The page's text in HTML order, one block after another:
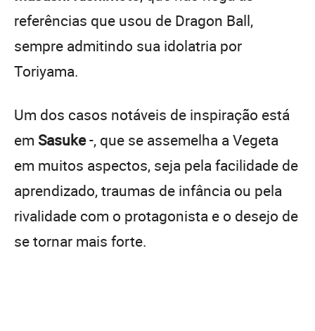
referências que usou de Dragon Ball,
sempre admitindo sua idolatria por
Toriyama.
Um dos casos notáveis de inspiração está
em Sasuke-, que se assemelha a Vegeta
em muitos aspectos, seja pela facilidade de
aprendizado, traumas de infância ou pela
rivalidade com o protagonista e o desejo de
se tornar mais forte.